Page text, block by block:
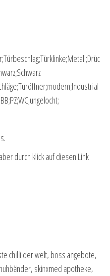
durch klick auf diesen Link
chilli der welt, boss angebote,
skinxmed apotheke,